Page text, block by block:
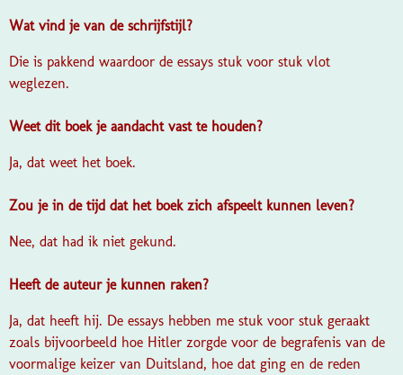
Wat vind je van de schrijfstijl?
Die is pakkend waardoor de essays stuk voor stuk vlot
weglezen.
Weet dit boek je aandacht vast te houden?
Ja, dat weet het boek.
Zou je in de tijd dat het boek zich afspeelt kunnen leven?
Nee, dat had ik niet gekund.
Heeft de auteur je kunnen raken?
Ja, dat heeft hij. De essays hebben me stuk voor stuk geraakt
zoals bijvoorbeeld hoe Hitler zorgde voor de begrafenis van de
voormalige keizer van Duitsland, hoe dat ging en de reden